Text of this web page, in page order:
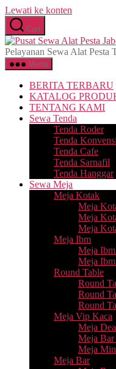
Lewati ke konten
Cari
Pelayanan Sewa Alat Pesta
Menu
BERITA TERBARU
KATALOG
TENTANG KAMI
Sewa Tenda
Tenda Roder
Tenda
Tenda Cafe
Tenda Sarnafil
Tenda Hanggar
Sewa Meja
Meja Kotak
Meja
Meja
Meja
Meja Ibm
Meja
Meja
Round Table
Round
Round
Round
Meja Vip Kaca
Meja
Meja Bar
Meja
Meja Bar